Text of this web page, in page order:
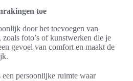
toe
door het toevoegen van
foto’s of kunstwerken die je
gevoel van comfort en maakt de
een persoonlijke ruimte waar